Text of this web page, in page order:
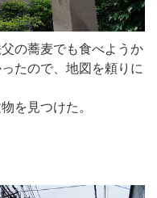
の蕎麦でも食べようか
たので、地図を頼りに
を見つけた。